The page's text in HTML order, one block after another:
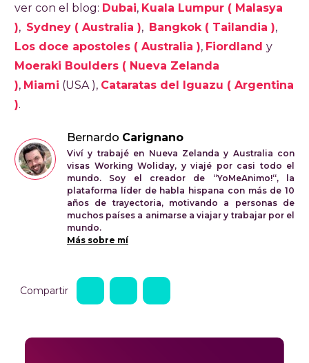
ver con el blog: Dubai, Kuala Lumpur ( Malasya
), Sydney ( Australia ), Bangkok ( Tailandia ),
Los doce apostoles ( Australia ), Fiordland y
Moeraki Boulders ( Nueva Zelanda
), Miami (USA ), Cataratas del Iguazu ( Argentina
).
Bernardo Carignano
Viví y trabajé en Nueva Zelanda y Australia con
visas Working Woliday, y viajé por casi todo el
mundo. Soy el creador de “YoMeAnimo!“, la
plataforma líder de habla hispana con más de 10
años de trayectoria, motivando a personas de
muchos países a animarse a viajar y trabajar por el
mundo.
Más sobre mí
Compartir